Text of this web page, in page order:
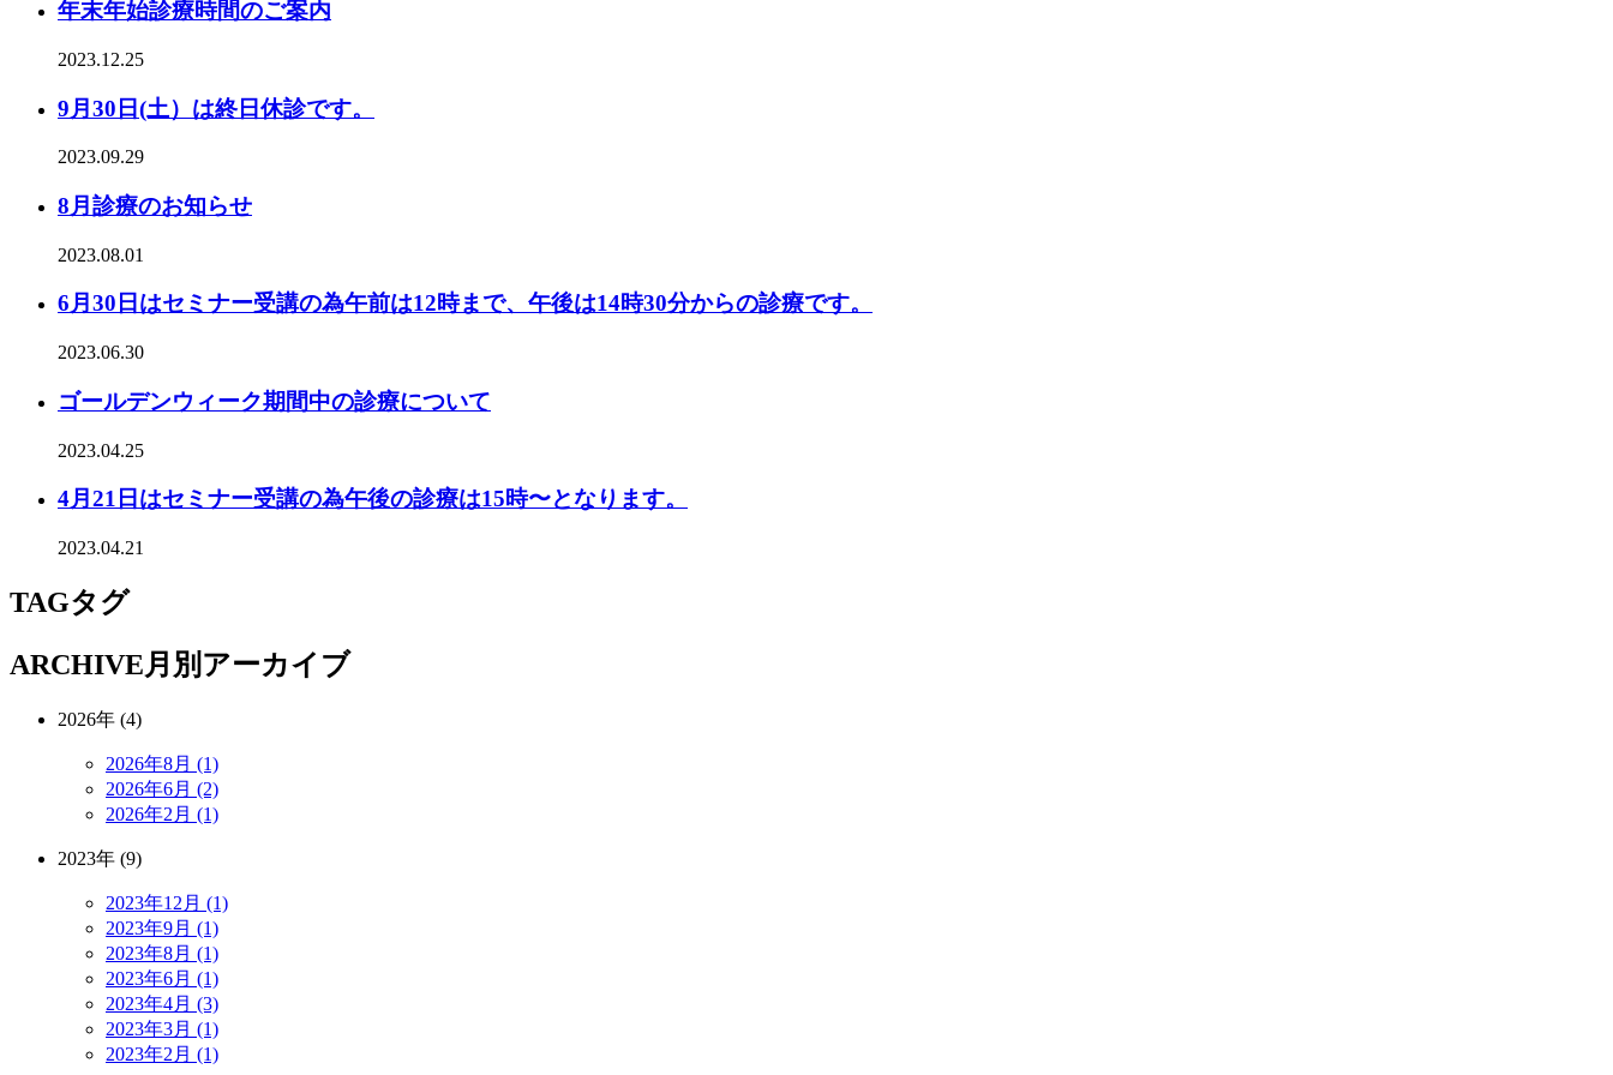
年末年始診療時間のご案内
2023.12.25
9月30日(土）は終日休診です。
2023.09.29
8月診療のお知らせ
2023.08.01
6月30日はセミナー受講の為午前は12時まで、午後は14時30分からの診療です。
2023.06.30
ゴールデンウィーク期間中の診療について
2023.04.25
4月21日はセミナー受講の為午後の診療は15時〜となります。
2023.04.21
TAGタグ
ARCHIVE月別アーカイブ
2026年 (4)
2026年8月 (1)
2026年6月 (2)
2026年2月 (1)
2023年 (9)
2023年12月 (1)
2023年9月 (1)
2023年8月 (1)
2023年6月 (1)
2023年4月 (3)
2023年3月 (1)
2023年2月 (1)